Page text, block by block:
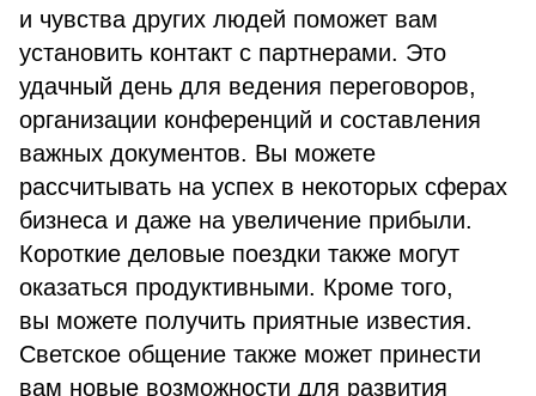
и чувства других людей поможет вам
установить контакт с партнерами. Это
удачный день для ведения переговоров,
организации конференций и составления
важных документов. Вы можете
рассчитывать на успех в некоторых сферах
бизнеса и даже на увеличение прибыли.
Короткие деловые поездки также могут
оказаться продуктивными. Кроме того,
вы можете получить приятные известия.
Светское общение также может принести
вам новые возможности для развития